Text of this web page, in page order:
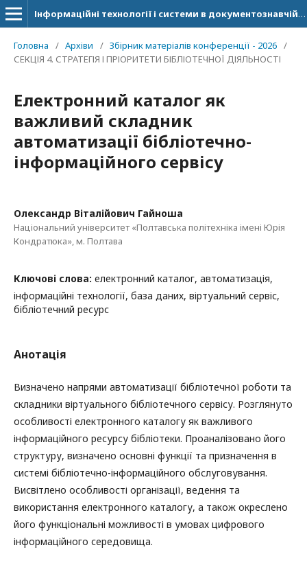
Інформаційні технології і системи в документознавчій сфері
Головна / Архіви / Збірник матеріалів конференції - 2026 /
СЕКЦІЯ 4. СТРАТЕГІЯ І ПРІОРИТЕТИ БІБЛІОТЕЧНОЇ ДІЯЛЬНОСТІ
Електронний каталог як
важливий складник
автоматизації бібліотечно-
інформаційного сервісу
Олександр Віталійович Гайноша
Національний університет «Полтавська політехніка імені Юрія
Кондратюка», м. Полтава
Ключові слова: електронний каталог, автоматизація,
інформаційні технології, база даних, віртуальний сервіс,
бібліотечний ресурс
Анотація
Визначено напрями автоматизації бібліотечної роботи та
складники віртуального бібліотечного сервісу. Розглянуто
особливості електронного каталогу як важливого
інформаційного ресурсу бібліотеки. Проаналізовано його
структуру, визначено основні функції та призначення в
системі бібліотечно-інформаційного обслуговування.
Висвітлено особливості організації, ведення та
використання електронного каталогу, а також окреслено
його функціональні можливості в умовах цифрового
інформаційного середовища.